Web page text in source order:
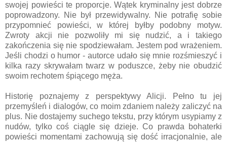
swojej powieści te proporcje. Wątek kryminalny jest dobrze
poprowadzony. Nie był przewidywalny. Nie potrafię sobie
przypomnieć powieści, w której byłby podobny motyw.
Zwroty akcji nie pozwoliły mi się nudzić, a i takiego
zakończenia się nie spodziewałam. Jestem pod wrażeniem.
Jeśli chodzi o humor - autorce udało się mnie rozśmieszyć i
kilka razy skrywałam twarz w poduszce, żeby nie obudzić
swoim rechotem śpiącego męża.
Historię poznajemy z perspektywy Alicji. Pełno tu jej
przemyśleń i dialogów, co moim zdaniem należy zaliczyć na
plus. Nie dostajemy suchego tekstu, przy którym usypiamy z
nudów, tylko coś ciągle się dzieje. Co prawda bohaterki
powieści momentami zachowują się dość irracjonalnie, ale